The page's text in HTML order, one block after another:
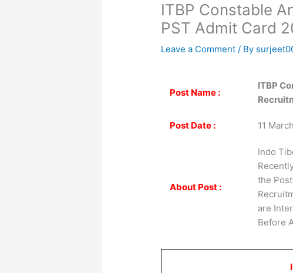
ITBP Constable
PST Admit Card
Leave a Comment / By
Post Name :
ITBP
Post Date : 11
About Post :
Indo
the
are
Before